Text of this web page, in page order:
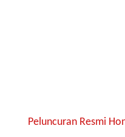
Peluncuran Resmi